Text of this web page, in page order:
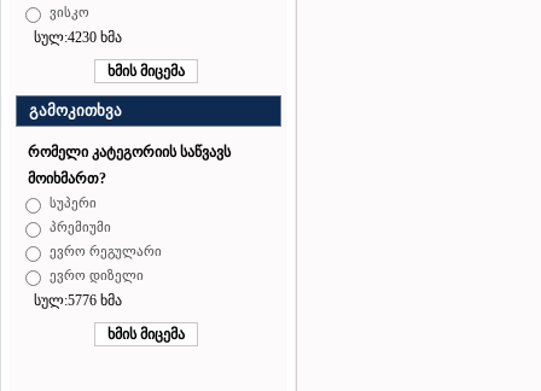
ვისკო
სულ:4230 ხმა
გამოკითხვა
რომელი კატეგორიის საწვავს
მოიხმართ?
სუპერი
პრემიუმი
ევრო რეგულარი
ევრო დიზელი
სულ:5776 ხმა